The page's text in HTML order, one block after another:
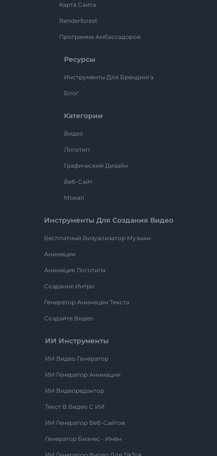
Карта Сайта
Renderforest
Программа Амбассадоров
Ресурсы
Инструменты Для Брендинга
Блог
Категории
Видео
Логотип
Графический Дизайн
Веб-Сайт
Мокап
Инструменты Для Создания Видео
Бесплатный Визуализатор Музыки
Анимации
Анимация Логотипа
Создание Интро
Генератор Анимации Текста
Создайте Видео
ИИ Инструменты
ИИ Видео Генератор
ИИ Генератор Анимации
ИИ Видеоредактор
Текст В Видео С ИИ
ИИ Генератор Веб-Сайтов
Генератор Бизнес - Имён